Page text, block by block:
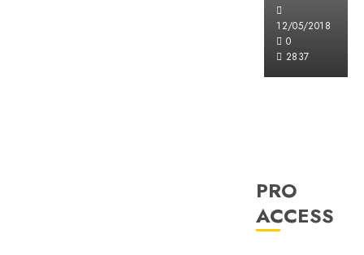
12/05/2018
0
2837
PRO
ACCESS